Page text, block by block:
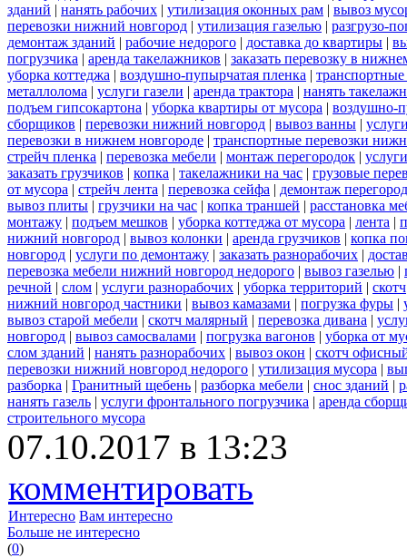
зданий | нанять рабочих | утилизация оконных рам | вывоз
перевозки нижний новгород | утилизация газелью | разгрузо-
демонтаж зданий | рабочие недорого | доставка до квартиры |
погрузчика | аренда такелажников | заказать перевозку в
уборка коттеджа | воздушно-пупырчатая пленка | транспортные
металлолома | услуги газели | аренда трактора | нанять
подъем гипсокартона | уборка квартиры от мусора | воздушно-
сборщиков | перевозки нижний новгород | вывоз ванны |
перевозки в нижнем новгороде | транспортные перевозки
стрейч пленка | перевозка мебели | монтаж перегородок |
заказать грузчиков | копка | такелажники на час | грузовые
от мусора | стрейч лента | перевозка сейфа | демонтаж
вывоз плиты | грузчики на час | копка траншей | расстановка
монтажу | подъем мешков | уборка коттеджа от мусора | лента |
нижний новгород | вывоз колонки | аренда грузчиков | копка
новгород | услуги по демонтажу | заказать разнорабочих |
перевозка мебели нижний новгород недорого | вывоз газелью |
речной | слом | услуги разнорабочих | уборка территорий | скотч
нижний новгород частники | вывоз камазами | погрузка фуры |
вывоз старой мебели | скотч малярный | перевозка дивана |
новгород | вывоз самосвалами | погрузка вагонов | уборка от
слом зданий | нанять разнорабочих | вывоз окон | скотч
перевозки нижний новгород недорого | утилизация мусора |
разборка | Гранитный щебень | разборка мебели | снос зданий |
нанять газель | услуги фронтального погрузчика | аренда
строительного мусора
07.10.2017 в 13:23
комментировать
Интересно Вам интересно
Больше не интересно
(0)